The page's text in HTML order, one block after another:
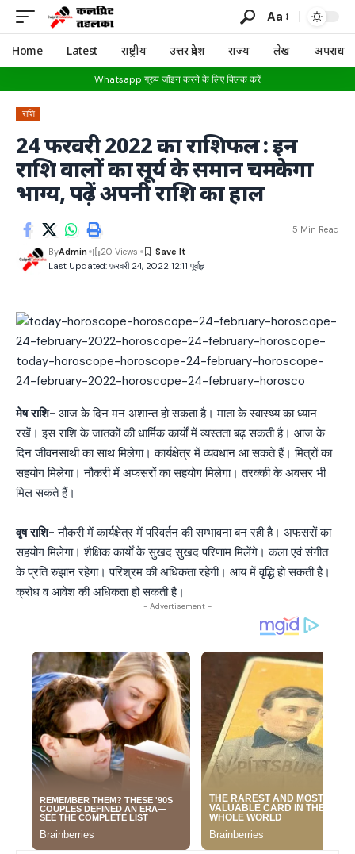
Aa
Home Latest राष्ट्रीय उत्तर प्रदेश राज्य लेख अपराध
Whatsapp ग्रुप जॉइन करने के लिए क्लिक करें
राशि
24 फरवरी 2022 का राशिफल : इन
राशि वालों का सूर्य के समान चमकेगा
भाग्य, पढ़ें अपनी राशि का हाल
Last Updated: फ़रवरी 24, 2022 12:11 पूर्वाह्न
ByAdmin 20 Views
5 Min Read
मेष राशि- आज के दिन मन अशान्त हो सकता है। माता के स्वास्थ्‍य का ध्यान
रखें। इस राशि के जातकों की धार्मिक कार्यों में व्यस्तता बढ़ सकती है। आज के
दिन जीवनसाथी का साथ मिलेगा। कार्यक्षेत्र में व्यवधान आ सकते हैं। मित्रों का
सहयोग मिलेगा। नौकरी में अफसरों का सहयोग मिलेगा। तरक्की के अवसर भी
मिल सकते हैं।
वृष राशि- नौकरी में कार्यक्षेत्र में परिवर्तन की सम्भावना बन रही है। अफसरों का
सहयोग मिलेगा। शैक्षिक कार्यों के सुखद सुखद परिणाम मिलेंगे। कला एवं संगीत
के प्रति रुझान रहेगा। परिश्रम की अधिकता रहेगी। आय में वृद्धि हो सकती है।
क्रोध व आवेश की अधिकता हो सकती है।
- Advertisement -